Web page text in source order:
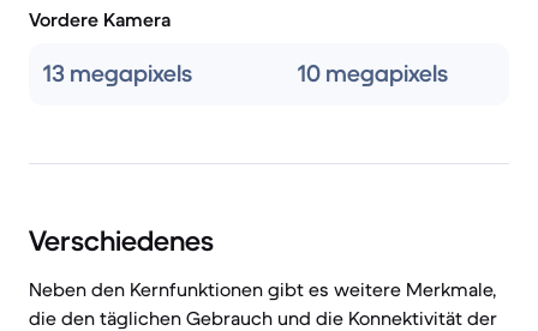
Vordere Kamera
13 megapixels 10 megapixels
Verschiedenes
Neben den Kernfunktionen gibt es weitere Merkmale,
die den täglichen Gebrauch und die Konnektivität der